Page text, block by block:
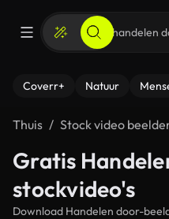
Coverr+ Natuur
Thuis Stock video
Gratis
stockvideo's
Download Handelen door-